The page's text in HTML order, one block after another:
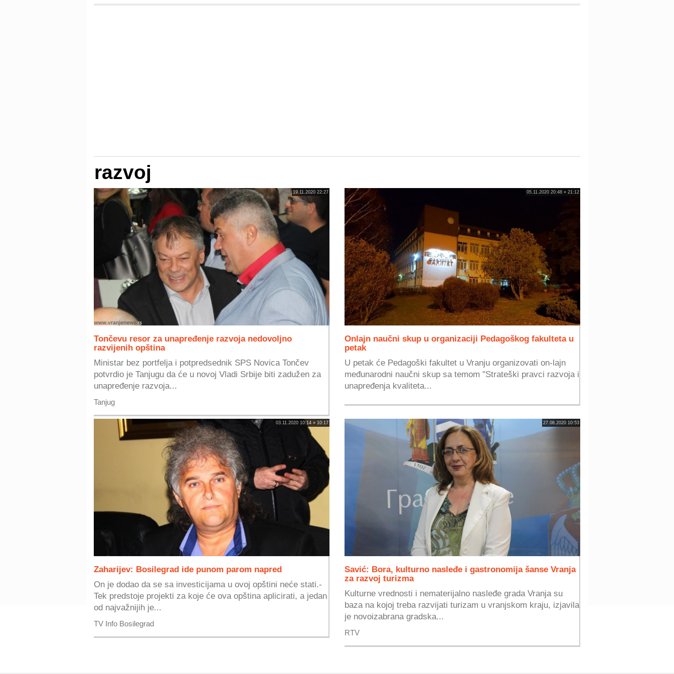
razvoj
19.11.2020 22:27
Tončevu resor za unapređenje razvoja nedovoljno
razvijenih opština
Ministar bez portfelja i potpredsednik SPS Novica Tončev
potvrdio je Tanjugu da će u novoj Vladi Srbije biti zadužen za
unapređenje razvoja...
Tanjug
05.11.2020 20:48 » 21:12
Onlajn naučni skup u organizaciji Pedagoškog fakulteta u
petak
U petak će Pedagoški fakultet u Vranju organizovati on-lajn
međunarodni naučni skup sa temom "Strateški pravci razvoja i
unapređenja kvaliteta...
03.11.2020 10:14 » 10:17
Zaharijev: Bosilegrad ide punom parom napred
On je dodao da se sa investicijama u ovoj opštini neće stati.-
Tek predstoje projekti za koje će ova opština aplicirati, a jedan
od najvažnijih je...
TV Info Bosilegrad
27.08.2020 10:53
Savić: Bora, kulturno nasleđe i gastronomija šanse Vranja
za razvoj turizma
Kulturne vrednosti i nematerijalno nasleđe grada Vranja su
baza na kojoj treba razvijati turizam u vranjskom kraju, izjavila
je novoizabrana gradska...
RTV